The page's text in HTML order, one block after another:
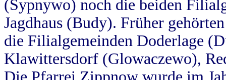
(Sypnywo) noch die beiden
Jagdhaus (Budy). Früher
die Filialgemeinden Doderlage
Klawittersdorf (Glowaczewo),